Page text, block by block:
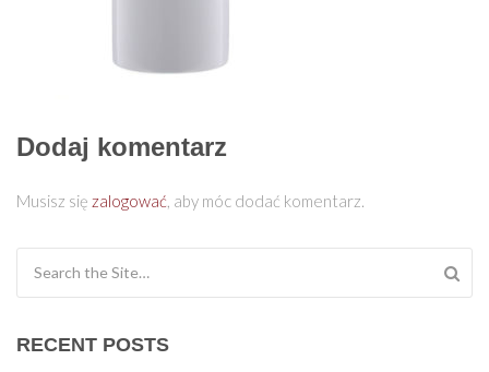
Dodaj komentarz
Musisz się zalogować, aby móc dodać komentarz.
RECENT POSTS